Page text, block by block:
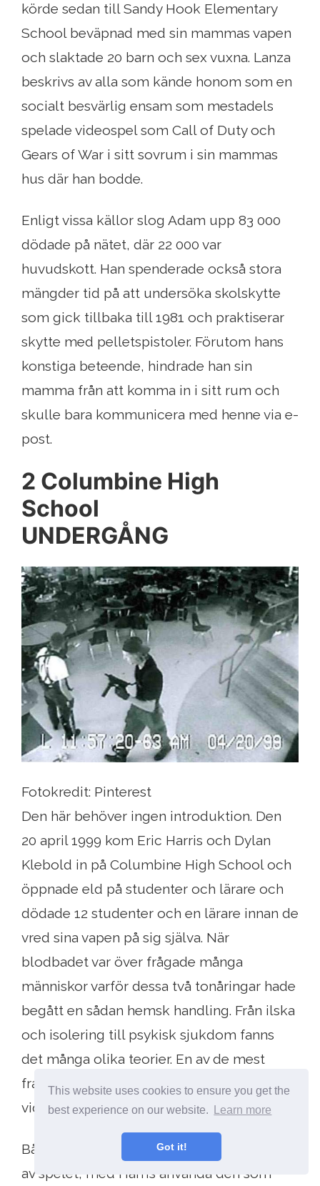
This website uses cookies to ensure you get the
best experience on our website.
Learn more
Got it!
körde sedan till Sandy Hook Elementary
School beväpnad med sin mammas vapen
och slaktade 20 barn och sex vuxna. Lanza
beskrivs av alla som kände honom som en
socialt besvärlig ensam som mestadels
spelade videospel som Call of Duty och
Gears of War i sitt sovrum i sin mammas
hus där han bodde.
Enligt vissa källor slog Adam upp 83 000
dödade på nätet, där 22 000 var
huvudskott. Han spenderade också stora
mängder tid på att undersöka skolskytte
som gick tillbaka till 1981 och praktiserar
skytte med pelletspistoler. Förutom hans
konstiga beteende, hindrade han sin
mamma från att komma in i sitt rum och
skulle bara kommunicera med henne via e-
post.
2 Columbine High
School
UNDERGÅNG
Fotokredit: Pinterest
Den här behöver ingen introduktion. Den
20 april 1999 kom Eric Harris och Dylan
Klebold in på Columbine High School och
öppnade eld på studenter och lärare och
dödade 12 studenter och en lärare innan de
vred sina vapen på sig själva. När
blodbadet var över frågade många
människor varför dessa två tonåringar hade
begått en sådan hemsk handling. Från ilska
och isolering till psykisk sjukdom fanns
det många olika teorier. En av de mest
framträdande i dag är effekterna av
videospelet DOOM på Harris och Klebold.
Både Harris och Klebold var fientliga fans
av spelet, med Harris använda den som